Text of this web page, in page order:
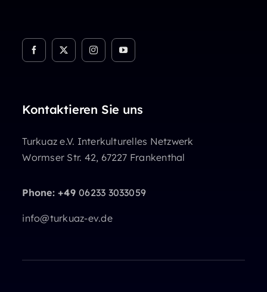
Kontaktieren Sie uns
Turkuaz e.V. Interkulturelles Netzwerk
Wormser Str. 42, 67227 Frankenthal
Phone: +4906233 3033059
info@turkuaz-ev.de